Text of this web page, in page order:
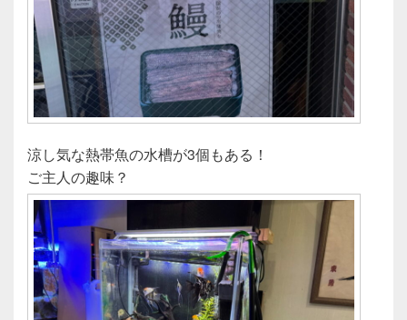
涼し気な熱帯魚の水槽が3個もある！
ご主人の趣味？